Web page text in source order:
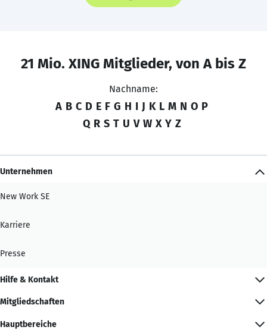
21 Mio. XING Mitglieder, von A bis Z
Nachname:
A B C D E F G H I J K L M N O P
Q R S T U V W X Y Z
Unternehmen
New Work SE
Karriere
Presse
Hilfe & Kontakt
Mitgliedschaften
Hauptbereiche